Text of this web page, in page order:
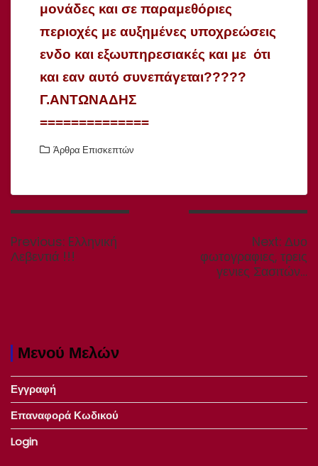
μονάδες και σε παραμεθόριες
περιοχές με αυξημένες υποχρεώσεις
ενδο και εξωυπηρεσιακές και με ότι
και εαν αυτό συνεπάγεται?????
Γ.ΑΝΤΩΝΑΔΗΣ
==============
Άρθρα Επισκεπτών
Πλοήγηση
Previous: Previous
post:
Eλληνική
Λεβεντιά !!!
Next: Next
post:
Δυο
φωτογραφιες, τρεις
γενιες Σασιτών…
Μενού Μελών
Εγγραφή
Επαναφορά Κωδικού
Login